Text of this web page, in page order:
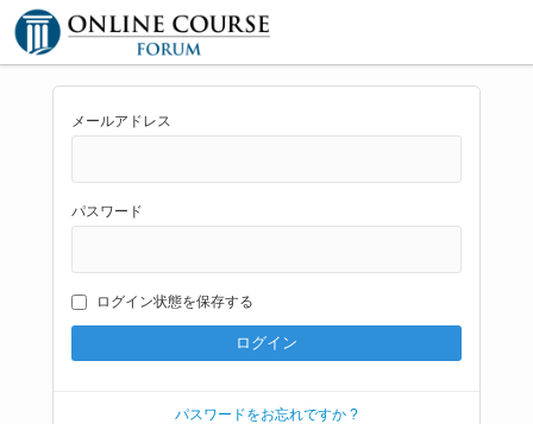
メールアドレス
パスワード
ログイン状態を保存する
パスワードをお忘れですか ?